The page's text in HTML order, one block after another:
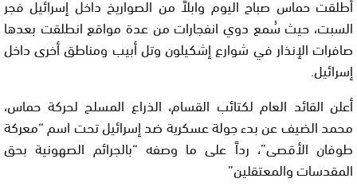
السبت، حيث سُمع دوي انفجارات من عدة مواقع انطلقت بعدها
صافرات الإنذار في شوارع إشكيلون وتل أبيب ومناطق أخرى داخل
إسرائيل.
أعلن القائد العام لكتائب القسام، الذراع المسلح لحركة حماس،
محمد الضيف عن بدء جولة عسكرية ضد إسرائيل تحت اسم “معركة
طوفان الأقصى”، رداً على ما وصفه “بالجرائم الصهونية بحق
المقدسات والمعتقلين”